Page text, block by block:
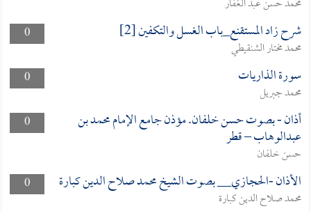
0
شرح زاد المستقنع_باب الغسل والتكفين [2]
محمد مختار الشنقيطي
0
سورة الذاريات
محمد جبريل
0
أذان - بصوت حسن خلفان. مؤذن جامع الإمام محمد بن
عبدالوهاب – قطر
حسن خلفان
0
الأذان -الحجازي__ بصوت الشيخ محمد صلاح الدين كبارة
محمد صلاح الدين كبارة